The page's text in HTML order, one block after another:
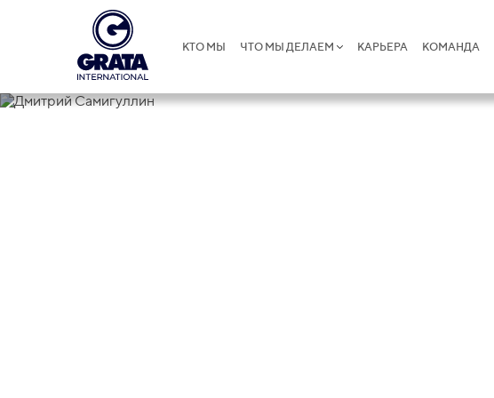
КТО МЫ ЧТО МЫ ДЕЛАЕМ КАРЬЕРА КОМАНДА